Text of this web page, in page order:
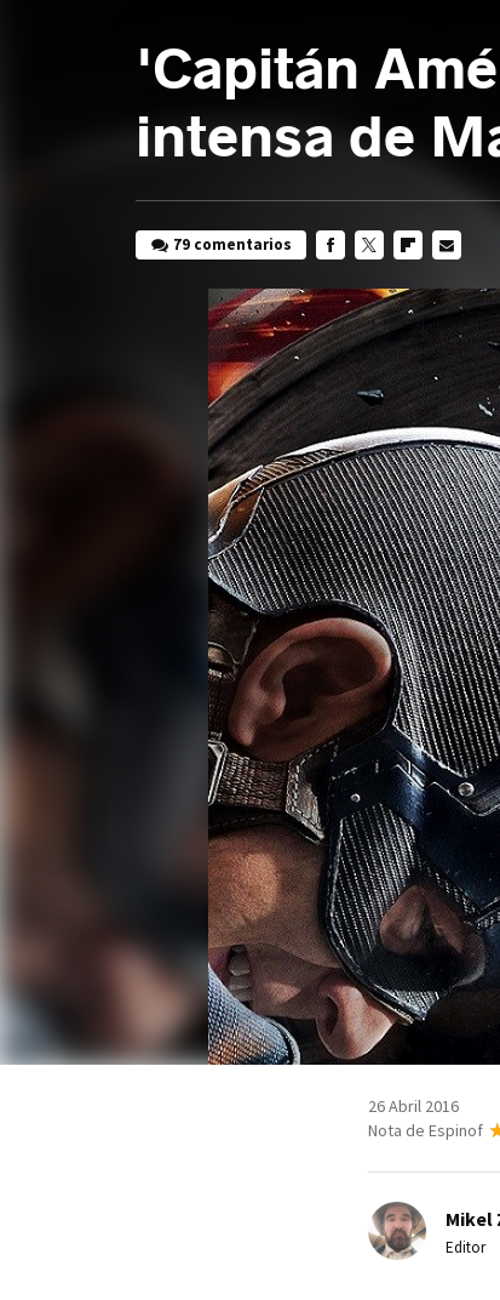
'Capitán
intensa de
79 comentarios
MAIL
26 Abril 2016
Nota de Espinof
Mikel
Editor